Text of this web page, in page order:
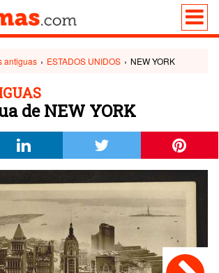
antiguas › ESTADOS UNIDOS › NEW YORK
de NEW YORK